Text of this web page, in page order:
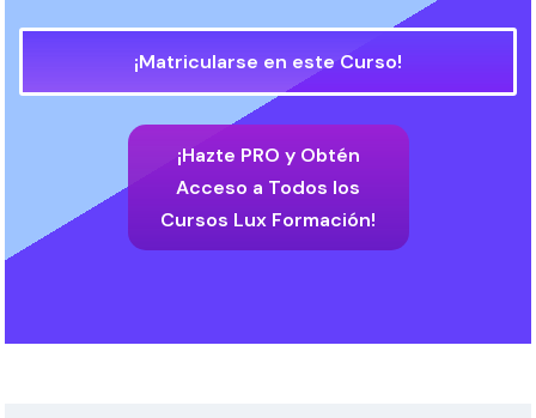
¡Matricularse en este Curso!
¡Hazte PRO y Obtén
Acceso a Todos los
Cursos Lux Formación!